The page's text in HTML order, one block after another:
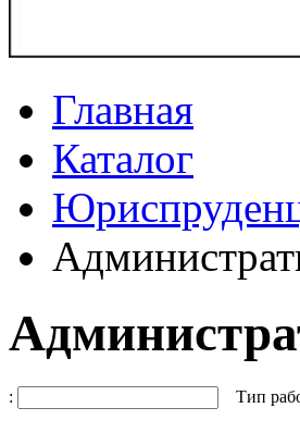
Главная
Каталог
: Тип